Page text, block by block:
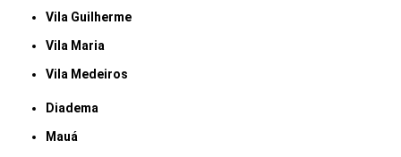
Vila Guilherme
Vila Maria
Vila Medeiros
Diadema
Mauá